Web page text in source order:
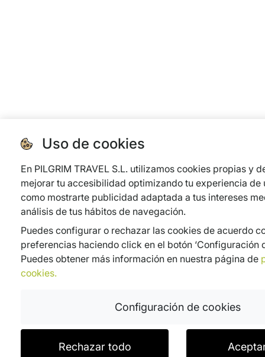
Uso de cookies
En PILGRIM TRAVEL S.L. utilizamos cookies propias y
mejorar tu accesibilidad optimizando tu experiencia de
como mostrarte publicidad adaptada a tus intereses
análisis de tus hábitos de navegación.
Puedes configurar o rechazar las cookies de acuerdo
preferencias haciendo click en el botón ‘Configuración
Puedes obtener más información en nuestra página de
cookies.
Configuración de cookies
Rechazar todo